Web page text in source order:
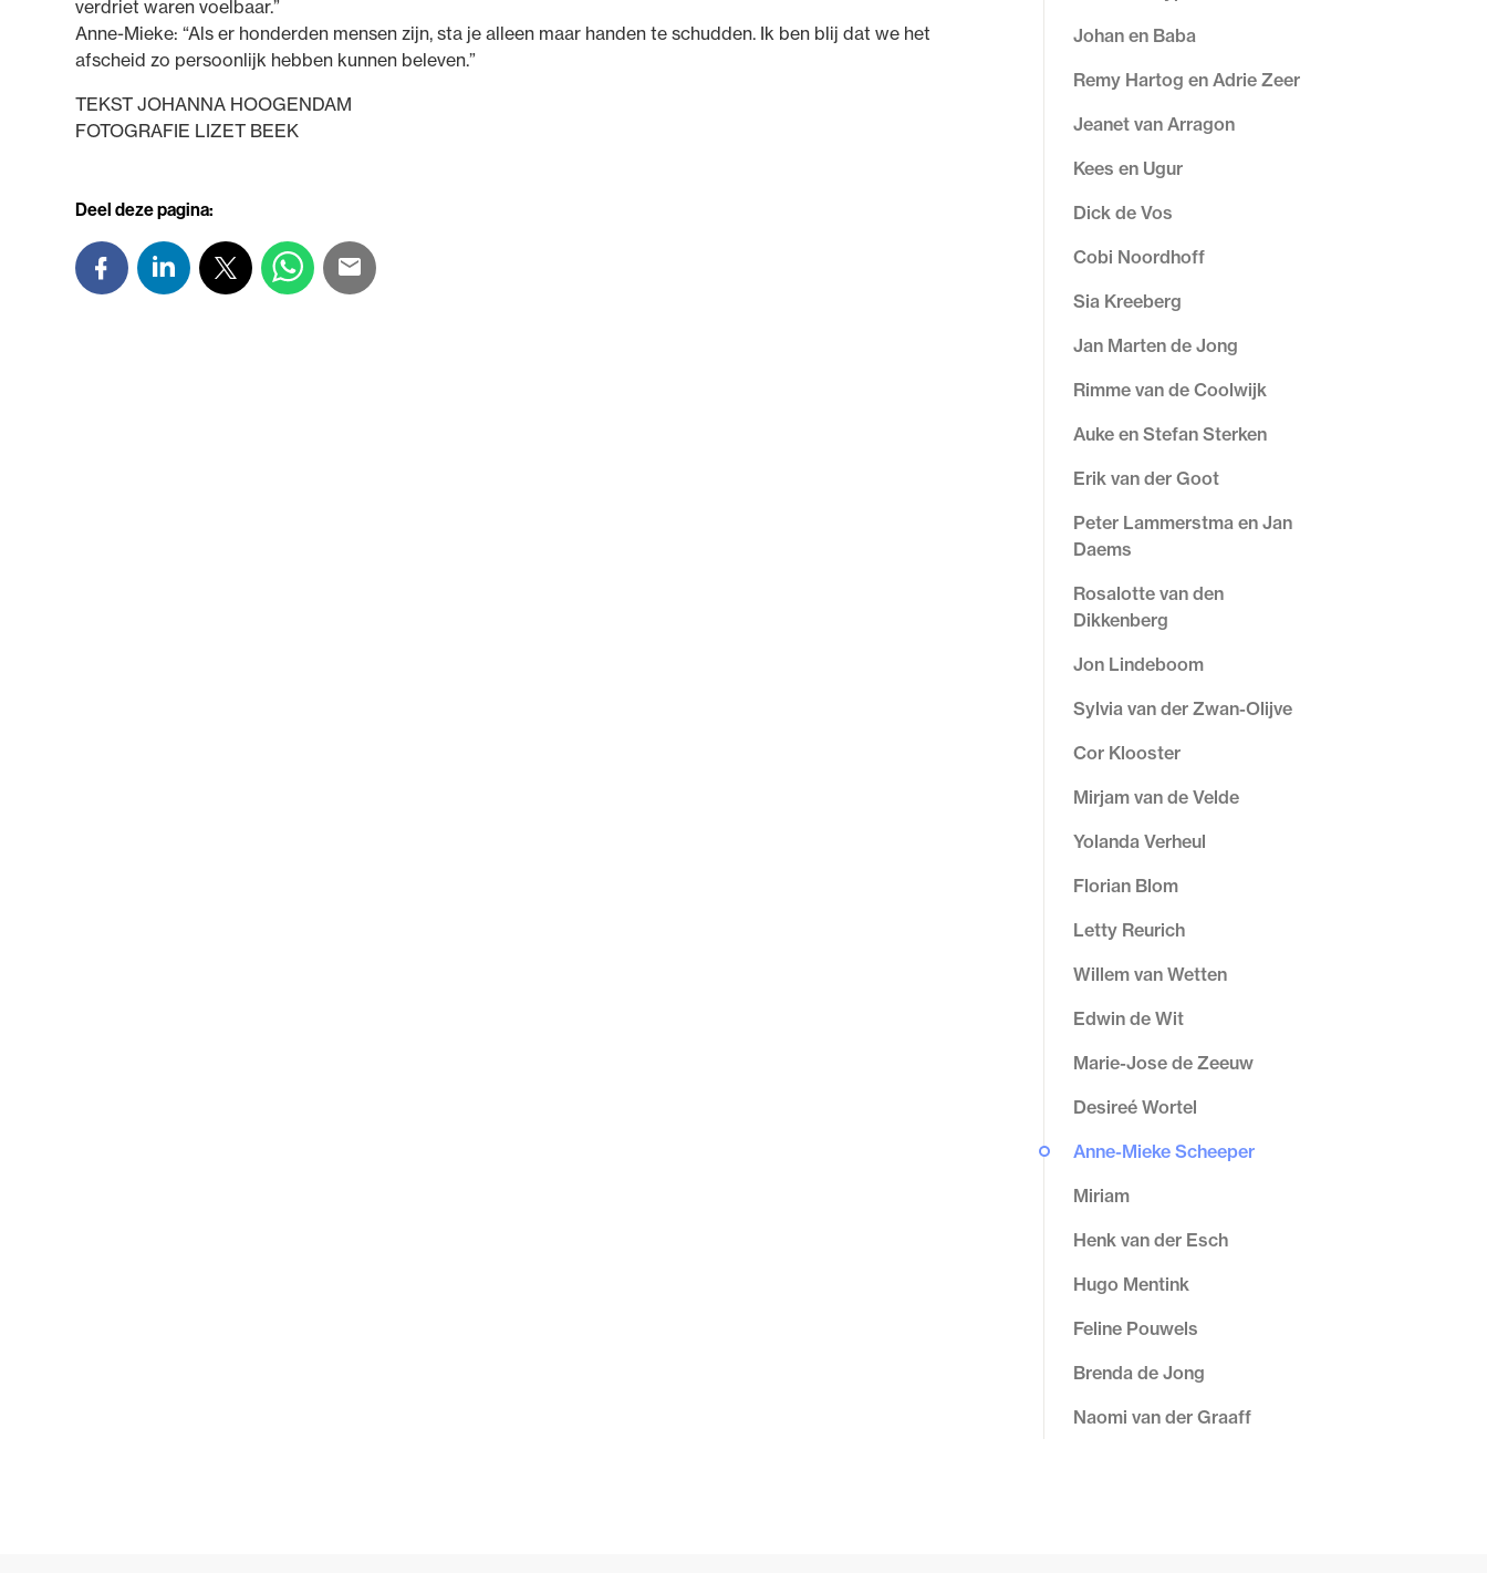
verdriet waren voelbaar.”
Anne-Mieke: “Als er honderden mensen zijn, sta je alleen maar handen te schudden. Ik ben blij dat we het
afscheid zo persoonlijk hebben kunnen beleven.”
TEKST JOHANNA HOOGENDAM
FOTOGRAFIE LIZET BEEK
Deel deze pagina:
Johan en Baba
Remy Hartog en Adrie Zeer
Jeanet van Arragon
Kees en Ugur
Dick de Vos
Cobi Noordhoff
Sia Kreeberg
Jan Marten de Jong
Rimme van de Coolwijk
Auke en Stefan Sterken
Erik van der Goot
Peter Lammerstma en Jan
Daems
Rosalotte van den
Dikkenberg
Jon Lindeboom
Sylvia van der Zwan-Olijve
Cor Klooster
Mirjam van de Velde
Yolanda Verheul
Florian Blom
Letty Reurich
Willem van Wetten
Edwin de Wit
Marie-Jose de Zeeuw
Desireé Wortel
Anne-Mieke Scheeper
Miriam
Henk van der Esch
Hugo Mentink
Feline Pouwels
Brenda de Jong
Naomi van der Graaff